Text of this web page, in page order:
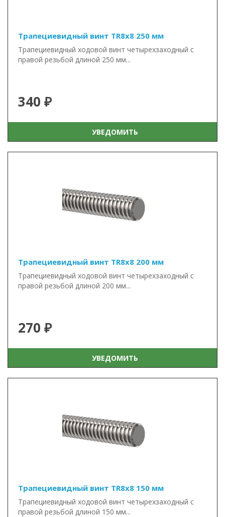
Трапециевидный винт TR8x8 250 мм
Трапециевидный ходовой винт четырехзаходный с
правой резьбой длиной 250 мм...
340 ₽
УВЕДОМИТЬ
Трапециевидный винт TR8x8 200 мм
Трапециевидный ходовой винт четырехзаходный с
правой резьбой длиной 200 мм...
270 ₽
УВЕДОМИТЬ
Трапециевидный винт TR8x8 150 мм
Трапециевидный ходовой винт четырехзаходный с
правой резьбой длиной 150 мм...